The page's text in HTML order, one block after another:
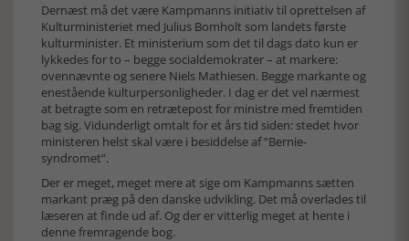
Dernæst må det være Kampmanns initiativ til oprettelsen af
Kulturministeriet med Julius Bomholt som landets første
kulturminister. Et ministerium som det til dags dato kun er
lykkedes for to – begge socialdemokrater – at markere:
ovennævnte og senere Niels Mathiesen. Begge markante og
enestående kulturpersonligheder. I dag er det vel nærmest
at betragte som en retrætepost for ministre med fremtiden
bag sig. Vidunderligt omtalt for et års tid siden: stedet hvor
ministeren helst skal være i besiddelse af ”Bernie-
syndromet”.
Der er meget, meget mere at sige om Kampmanns sætten
markant præg på den danske udvikling. Det må overlades til
læseren at finde ud af. Og der er vitterlig meget at hente i
denne fremragende bog.